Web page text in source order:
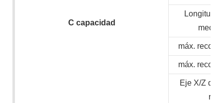
C capacidad
Longitud
máx.
máx.
Eje X/Z de